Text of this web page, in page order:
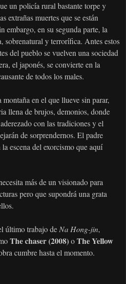
un policía rural bastante torpe y
extrañas muertes que se están
embargo, en su segunda parte, la
sobrenatural y terrorífica. Antes estos
del pueblo se vuelven una sociedad
el japonés, se convierte en la
de todos los males.
montaña en el que llueve sin parar,
llena de brujos, demonios, donde
con las tradiciones y el
án de sorprendernos. El padre
escena del exorcismo que aquí
más de un visionado para
pero que supondrá una grata
último trabajo deNa Hong-jin,
The chaser (2008)oThe Yellow
cumbre hasta el momento.